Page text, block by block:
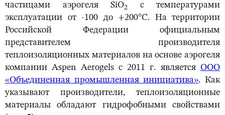
частицами аэрогеля SiO2
с температурами
эксплуатации от -100 до +200°С. На территории
Российской Федерации официальным
представителем производителя
теплоизоляционных материалов на основе аэрогеля
компании Aspen Aerogels с 2011 г. является ООО
«Объединенная промышленная инициатива». Как
указывают производители, теплоизоляционные
материалы обладают гидрофобными свойствами